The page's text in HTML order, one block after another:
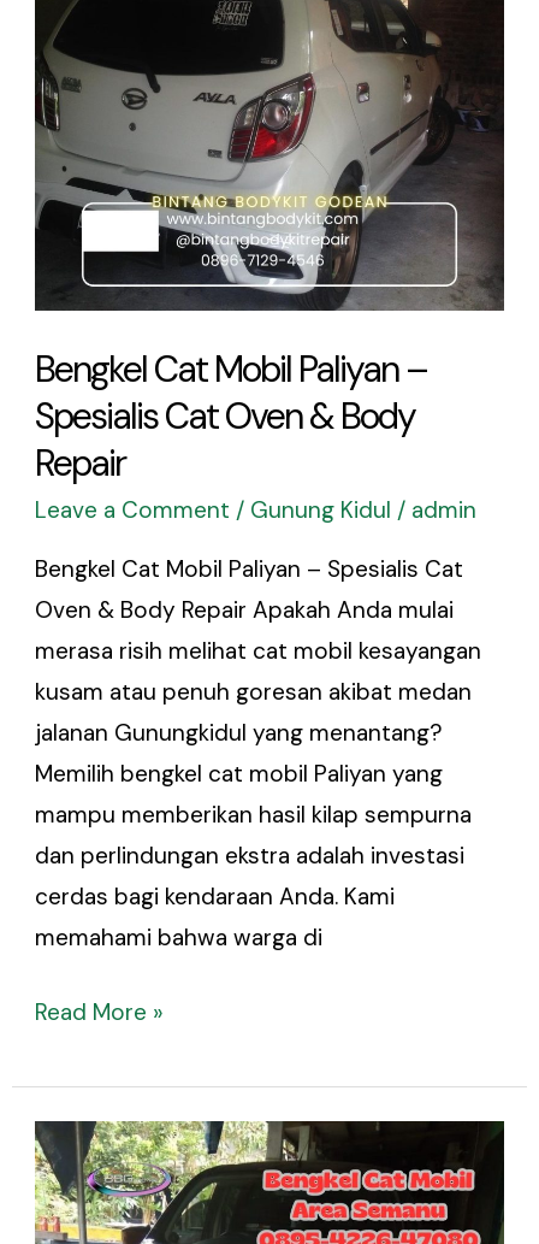
Bengkel Cat Mobil Paliyan –
Spesialis Cat Oven & Body
Repair
Leave a Comment / Gunung Kidul / admin
Bengkel Cat Mobil Paliyan – Spesialis Cat
Oven & Body Repair Apakah Anda mulai
merasa risih melihat cat mobil kesayangan
kusam atau penuh goresan akibat medan
jalanan Gunungkidul yang menantang?
Memilih bengkel cat mobil Paliyan yang
mampu memberikan hasil kilap sempurna
dan perlindungan ekstra adalah investasi
cerdas bagi kendaraan Anda. Kami
memahami bahwa warga di
Spesialis
Cat
Oven
&
Body
Repair
Read More »
Bengkel
Cat
Mobil